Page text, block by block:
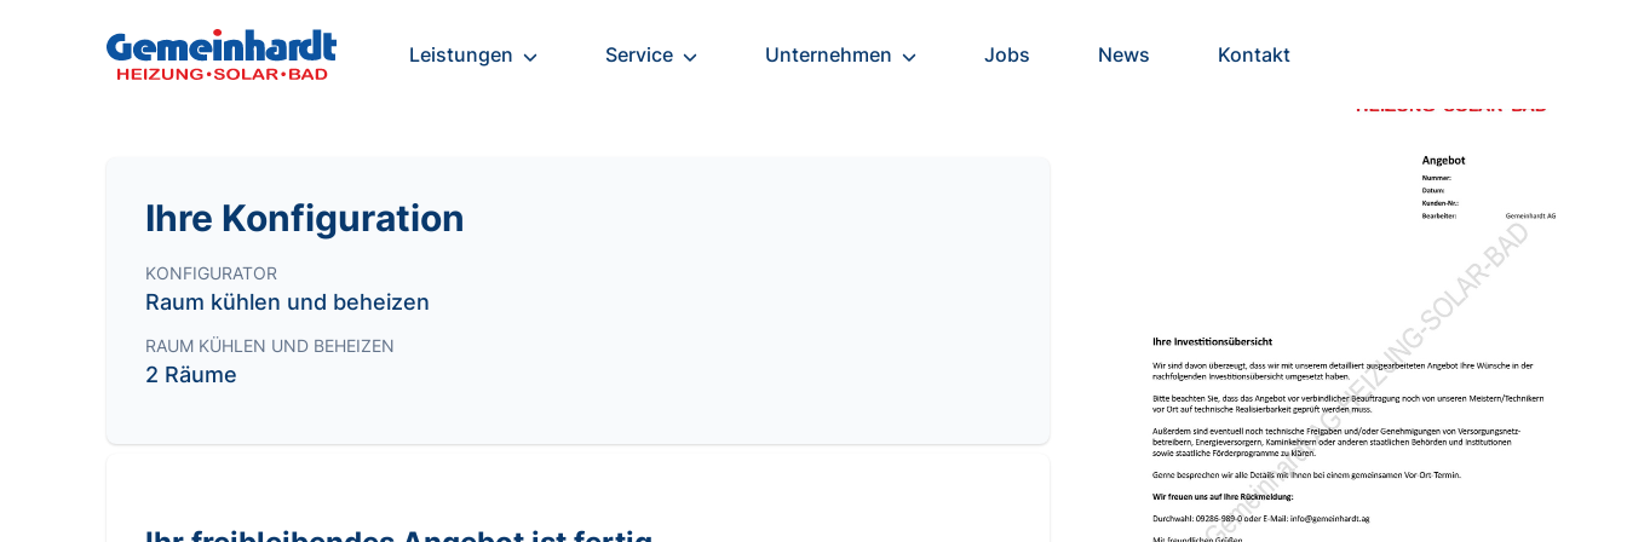
Leistungen Service Unternehmen Jobs News Kontakt
Ihre Konfiguration
KONFIGURATOR
Raum kühlen und beheizen
RAUM KÜHLEN UND BEHEIZEN
2 Räume